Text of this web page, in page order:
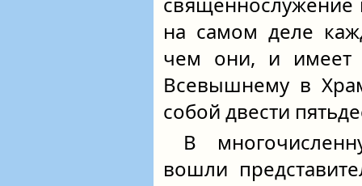
на самом деле
чем они, и имеет
Всевышнему в
собой двести
В
вошли